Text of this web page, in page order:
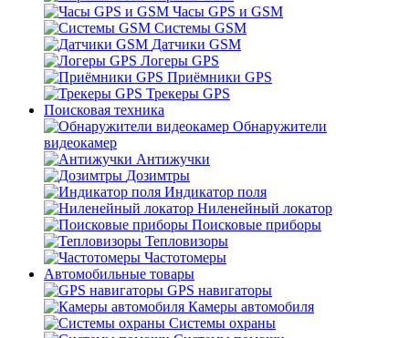
Часы GPS и GSM
Системы GSM
Датчики GSM
Логеры GPS
Приёмники GPS
Трекеры GPS
Поисковая техника
Обнаружители
видеокамер
Антижучки
Дозимтры
Индикатор поля
Ниленейный локатор
Поисковые приборы
Тепловизоры
Частотомеры
Автомобильные товары
GPS навигаторы
Камеры автомобиля
Системы охраны